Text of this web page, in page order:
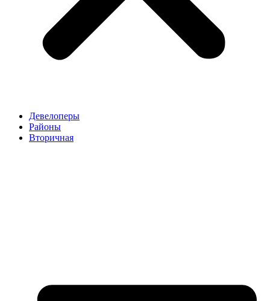
Девелоперы
Районы
Вторичная